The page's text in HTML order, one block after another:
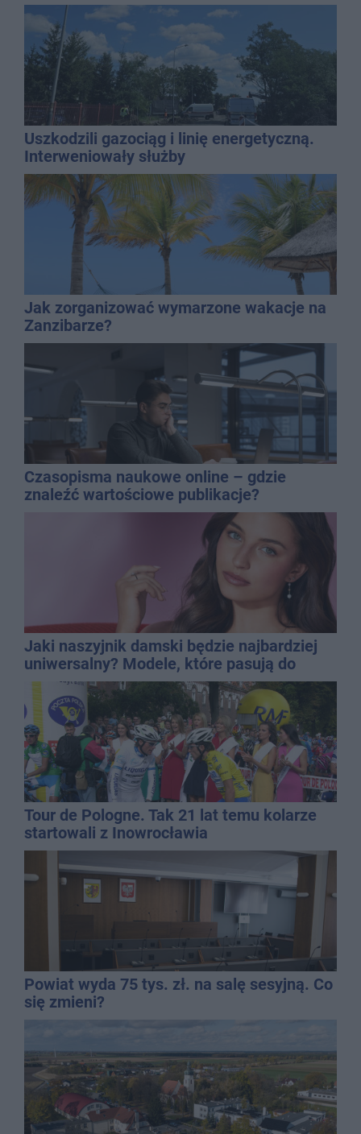
Uszkodzili gazociąg i linię energetyczną.
Interweniowały służby
Jak zorganizować wymarzone wakacje na
Zanzibarze?
Czasopisma naukowe online – gdzie
znaleźć wartościowe publikacje?
Jaki naszyjnik damski będzie najbardziej
uniwersalny? Modele, które pasują do
wielu stylizacji
Tour de Pologne. Tak 21 lat temu kolarze
startowali z Inowrocławia
Powiat wyda 75 tys. zł. na salę sesyjną. Co
się zmieni?